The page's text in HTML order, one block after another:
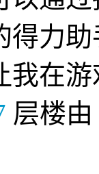
得力
我在
层楼由